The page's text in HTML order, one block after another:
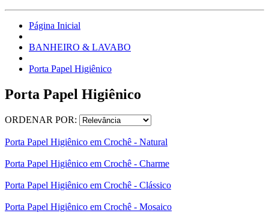
Página Inicial
BANHEIRO & LAVABO
Porta Papel Higiênico
Porta Papel Higiênico
ORDENAR POR:
Porta Papel Higiênico em Crochê - Natural
Porta Papel Higiênico em Crochê - Charme
Porta Papel Higiênico em Crochê - Clássico
Porta Papel Higiênico em Crochê - Mosaico